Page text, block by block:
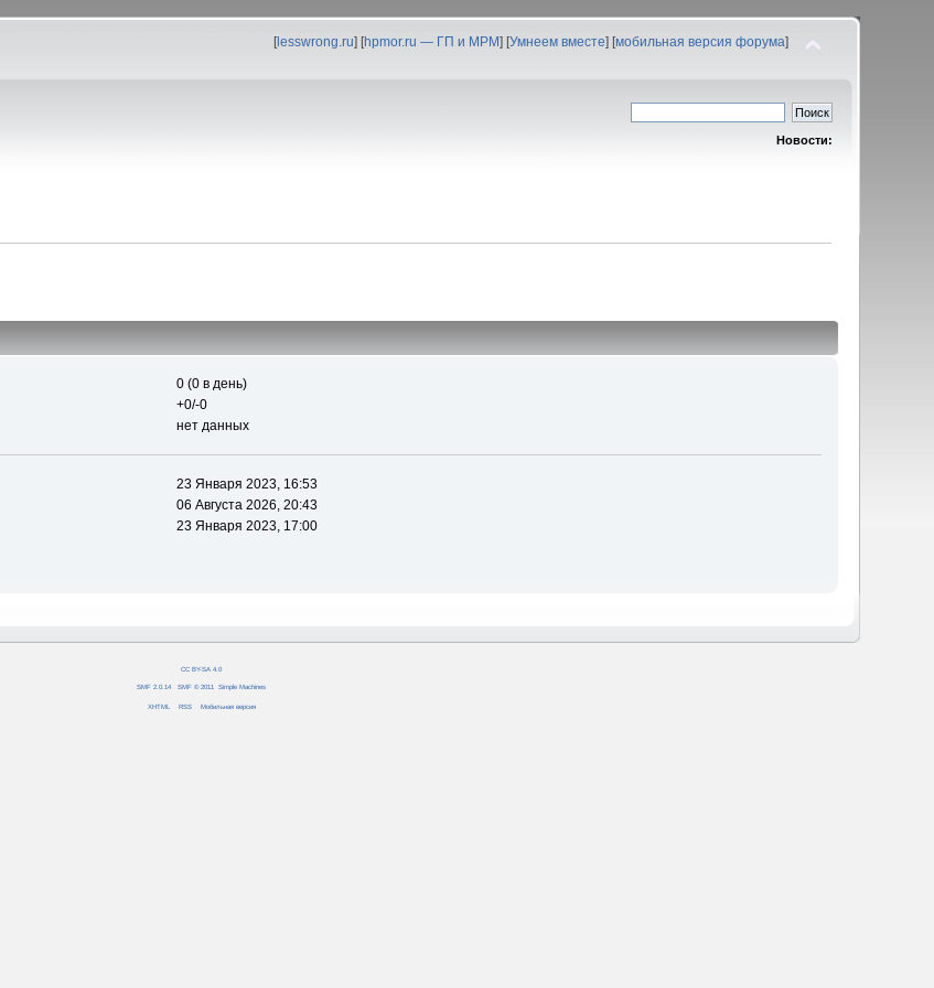
[lesswrong.ru] [hpmor.ru — ГП и МРМ] [Умнеем вместе] [мобильная версия форума]
Новости:
0 (0 в день)
+0/-0
нет данных
23 Января 2023, 16:53
06 Августа 2026, 20:43
23 Января 2023, 17:00
CC BY-SA 4.0
SMF 2.0.14 SMF © 2011 Simple Machines
XHTML RSS Мобильная версия